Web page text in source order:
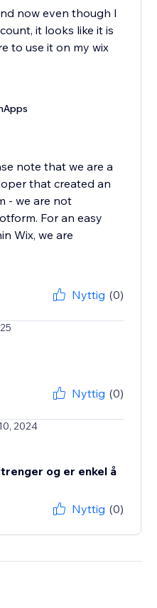
now even though I
it looks like it is
to use it on my wix
note that we are a
that created an
- we are not
For an easy
Wix, we are
Nyttig (0)
Nyttig (0)
2024
og er enkel å
Nyttig (0)